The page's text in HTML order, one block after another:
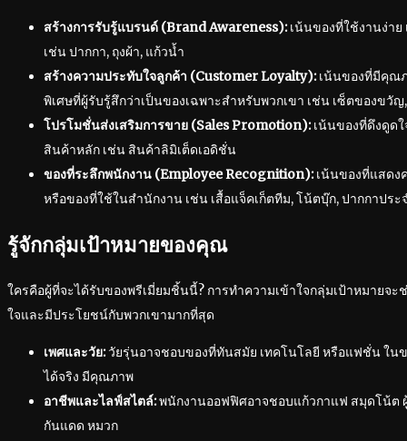
สร้างการรับรู้แบรนด์ (Brand Awareness):เน้นของที่ใช้งานง่าย
เช่น ปากกา, ถุงผ้า, แก้วน้ำ
สร้างความประทับใจลูกค้า (Customer Loyalty):เน้นของที่มีคุณ
พิเศษที่ผู้รับรู้สึกว่าเป็นของเฉพาะสำหรับพวกเขา เช่น เซ็ตของขวั
โปรโมชั่นส่งเสริมการขาย (Sales Promotion):เน้นของที่ดึงดูด
สินค้าหลัก เช่น สินค้าลิมิเต็ดเอดิชั่น
ของที่ระลึกพนักงาน (Employee Recognition):เน้นของที่แสดง
หรือของที่ใช้ในสำนักงาน เช่น เสื้อแจ็คเก็ตทีม, โน้ตบุ๊ก, ปากกาปร
รู้จักกลุ่มเป้าหมายของคุณ
ใครคือผู้ที่จะได้รับของพรีเมี่ยมชิ้นนี้? การทำความเข้าใจกลุ่มเป้าหมายจ
ใจและมีประโยชน์กับพวกเขามากที่สุด
เพศและวัย:วัยรุ่นอาจชอบของที่ทันสมัย เทคโนโลยี หรือแฟชั่น ใ
ได้จริง มีคุณภาพ
อาชีพและไลฟ์สไตล์:พนักงานออฟฟิศอาจชอบแก้วกาแฟ สมุดโน้ต
กันแดด หมวก